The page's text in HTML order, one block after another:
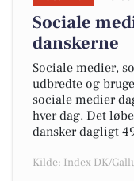
Sociale
danskerne
Sociale medier,
udbredte og
sociale medier
hver dag. Det
dansker dagligt
Kilde: Index DK/